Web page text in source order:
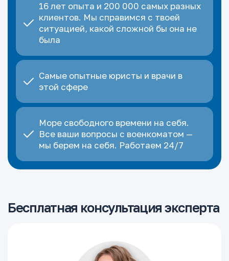
16 лет опыта и 200 000 самых разных
клиентов. Мы справимся с твоей
ситуацией, какой сложной бы она не
была
Самые опытные юристы и врачи в
этой сфере
Море свободного времени на себя.
Все ваши вопросы с военкоматом —
мы берем на себя. Работаем 24/7
Бесплатная консультация эксперта